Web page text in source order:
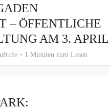
– ÖFFENTLICHE
AM 3. APRIL
1 Minuten zum Lesen